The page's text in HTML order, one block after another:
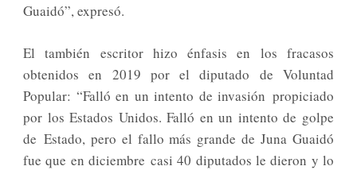
Guaidó”, expresó.
El también escritor hizo énfasis en los fracasos
obtenidos en 2019 por el diputado de Voluntad
Popular: “Falló en un intento de invasión propiciado
por los Estados Unidos. Falló en un intento de golpe
de Estado, pero el fallo más grande de Juna Guaidó
fue que en diciembre casi 40 diputados le dieron y lo